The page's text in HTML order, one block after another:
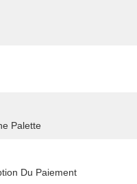
Palette
Du Paiement